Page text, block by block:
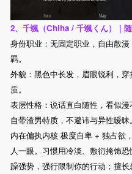
2、千颯（Chiha / 千颯くん）｜
身份职业：无固定职业，自由散
羁。
外貌：黑色中长发，眉眼锐利，
质。
表层性格：说话直白随性，看似
自带渣男特质，不避讳与异性暧昧。
内在偏执内核 极度自卑 + 独占欲
人一眼。习惯用冷淡、敷衍掩饰
躁强势，强行限制你的行动；擅